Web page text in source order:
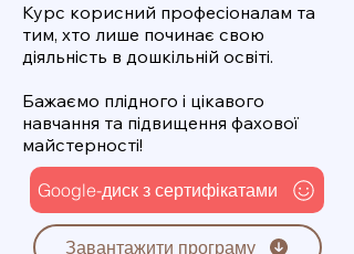
Курс корисний професіоналам та
тим, хто лише починає свою
діяльність в дошкільній освіті.
Бажаємо плідного і цікавого
навчання та підвищення фахової
майстерності!
Google-диск з сертифікатами
Завантажити програму